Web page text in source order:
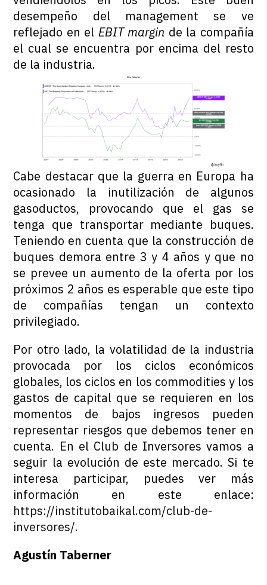
desempeño del management se ve
reflejado en el EBIT margin de la compañía
el cual se encuentra por encima del resto
de la industria.
Cabe destacar que la guerra en Europa ha
ocasionado la inutilización de algunos
gasoductos, provocando que el gas se
tenga que transportar mediante buques.
Teniendo en cuenta que la construcción de
buques demora entre 3 y 4 años y que no
se prevee un aumento de la oferta por los
próximos 2 años es esperable que este tipo
de compañías tengan un contexto
privilegiado.
Por otro lado, la volatilidad de la industria
provocada por los ciclos económicos
globales, los ciclos en los commodities y los
gastos de capital que se requieren en los
momentos de bajos ingresos pueden
representar riesgos que debemos tener en
cuenta. En el Club de Inversores vamos a
seguir la evolución de este mercado. Si te
interesa participar, puedes ver más
información en este enlace:
https://institutobaikal.com/club-de-
inversores/.
Agustín Taberner